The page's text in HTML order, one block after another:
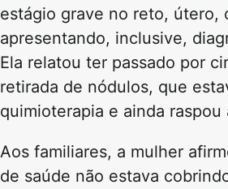
estágio grave no reto, útero,
apresentando, inclusive,
Ela relatou ter passado por
retirada de nódulos, que
quimioterapia e ainda raspou
Aos familiares, a mulher
de saúde não estava